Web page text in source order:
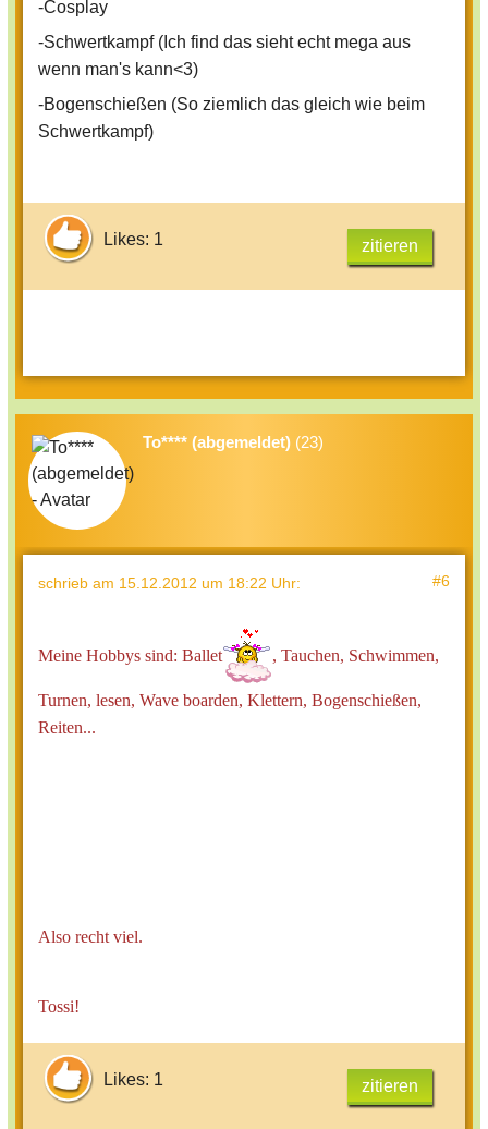
-Cosplay
-Schwertkampf (Ich find das sieht echt mega aus
wenn man's kann<3)
-Bogenschießen (So ziemlich das gleich wie beim
Schwertkampf)
Likes: 1 zitieren
To**** (abgemeldet) (23)
schrieb am 15.12.2012 um 18:22 Uhr: #6
Meine Hobbys sind: Ballet , Tauchen, Schwimmen,
Turnen, lesen, Wave boarden, Klettern, Bogenschießen,
Reiten...
Also recht viel.
Tossi!
Likes: 1 zitieren